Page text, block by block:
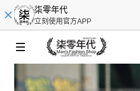
柒零年代
立刻使用官方APP